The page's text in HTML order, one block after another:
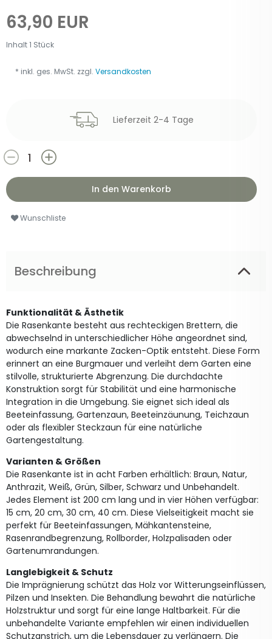
63,90 EUR
Inhalt1 Stück
Lieferzeit 2-4 Tage
In den Warenkorb
Wunschliste
* inkl. ges. MwSt. zzgl. Versandkosten
Beschreibung
Funktionalität & Ästhetik
Die Rasenkante besteht aus rechteckigen Brettern, die
abwechselnd in unterschiedlicher Höhe angeordnet sind,
wodurch eine markante Zacken-Optik entsteht. Diese Form
erinnert an eine Burgmauer und verleiht dem Garten eine
stilvolle, strukturierte Abgrenzung. Die durchdachte
Konstruktion sorgt für Stabilität und eine harmonische
Integration in die Umgebung. Sie eignet sich ideal als
Beeteinfassung, Gartenzaun, Beeteinzäunung, Teichzaun
oder als flexibler Steckzaun für eine natürliche
Gartengestaltung.
Varianten & Größen
Die Rasenkante ist in acht Farben erhältlich: Braun, Natur,
Anthrazit, Weiß, Grün, Silber, Schwarz und Unbehandelt.
Jedes Element ist 200 cm lang und in vier Höhen verfügbar:
15 cm, 20 cm, 30 cm, 40 cm. Diese Vielseitigkeit macht sie
perfekt für Beeteinfassungen, Mähkantensteine,
Rasenrandbegrenzung, Rollborder, Holzpalisaden oder
Gartenumrandungen.
Langlebigkeit & Schutz
Die Imprägnierung schützt das Holz vor Witterungseinflüssen,
Pilzen und Insekten. Die Behandlung bewahrt die natürliche
Holzstruktur und sorgt für eine lange Haltbarkeit. Für die
unbehandelte Variante empfehlen wir einen individuellen
Schutzanstrich, um die Lebensdauer zu verlängern. Die